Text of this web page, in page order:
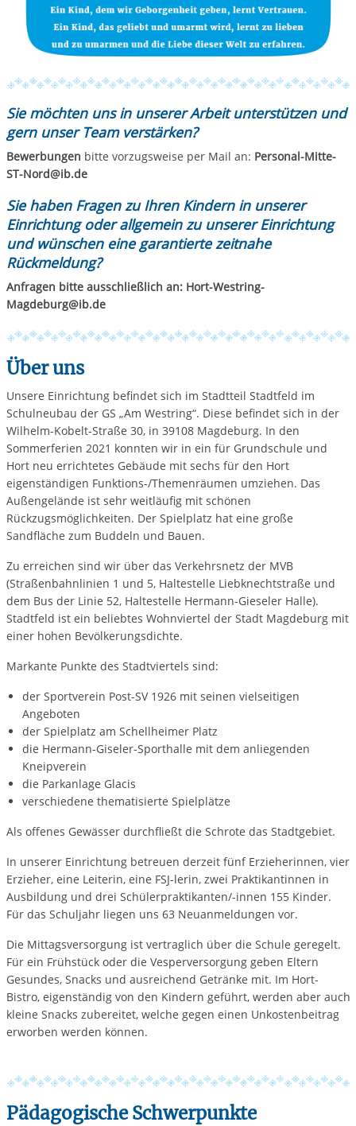
Sie möchten uns in unserer Arbeit unterstützen und
gern unser Team verstärken?
Bewerbungen bitte vorzugsweise per Mail an: Personal-Mitte-
ST-Nord@ib.de
Sie haben Fragen zu Ihren Kindern in unserer
Einrichtung oder allgemein zu unserer Einrichtung
und wünschen eine garantierte zeitnahe
Rückmeldung?
Anfragen bitte ausschließlich an: Hort-Westring-
Magdeburg@ib.de
Über uns
Unsere Einrichtung befindet sich im Stadtteil Stadtfeld im
Schulneubau der GS „Am Westring“. Diese befindet sich in der
Wilhelm-Kobelt-Straße 30, in 39108 Magdeburg. In den
Sommerferien 2021 konnten wir in ein für Grundschule und
Hort neu errichtetes Gebäude mit sechs für den Hort
eigenständigen Funktions-/Themenräumen umziehen. Das
Außengelände ist sehr weitläufig mit schönen
Rückzugsmöglichkeiten. Der Spielplatz hat eine große
Sandfläche zum Buddeln und Bauen.
Zu erreichen sind wir über das Verkehrsnetz der MVB
(Straßenbahnlinien 1 und 5, Haltestelle Liebknechtstraße und
dem Bus der Linie 52, Haltestelle Hermann-Gieseler Halle).
Stadtfeld ist ein beliebtes Wohnviertel der Stadt Magdeburg mit
einer hohen Bevölkerungsdichte.
Markante Punkte des Stadtviertels sind:
der Sportverein Post-SV 1926 mit seinen vielseitigen
Angeboten
der Spielplatz am Schellheimer Platz
die Hermann-Giseler-Sporthalle mit dem anliegenden
Kneipverein
die Parkanlage Glacis
verschiedene thematisierte Spielplätze
Als offenes Gewässer durchfließt die Schrote das Stadtgebiet.
In unserer Einrichtung betreuen derzeit fünf Erzieherinnen, vier
Erzieher, eine Leiterin, eine FSJ-lerin, zwei Praktikantinnen in
Ausbildung und drei Schülerpraktikanten/-innen 155 Kinder.
Für das Schuljahr liegen uns 63 Neuanmeldungen vor.
Die Mittagsversorgung ist vertraglich über die Schule geregelt.
Für ein Frühstück oder die Vesperversorgung geben Eltern
Gesundes, Snacks und ausreichend Getränke mit. Im Hort-
Bistro, eigenständig von den Kindern geführt, werden aber auch
kleine Snacks zubereitet, welche gegen einen Unkostenbeitrag
erworben werden können.
Pädagogische Schwerpunkte